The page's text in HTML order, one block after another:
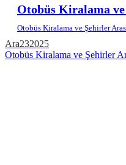
Otobüs Kiralama
Otobüs Kiralama ve Şehirler
Ara232025
Otobüs Kiralama ve Şehirler